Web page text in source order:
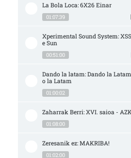
La Bola Loca: 6X26 Einar
01:07:39
Xperimental Sound System:
e Sun
00:51:00
Dando la latam: Dando la
o la Latam
01:00:02
Zaharrak Berri: XVI. saioa -
01:08:00
Zeresanik ez: MAKRIBA!
01:02:00